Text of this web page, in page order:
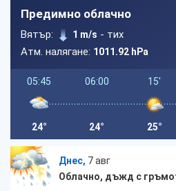
Предимно облачно
Вятър: 1 m/s - тих
Атм. налягане: 1011.92 hPa
05:45
24°
06:00
24°
15'
25°
Днес, 7 авг
Облачно, дъжд с